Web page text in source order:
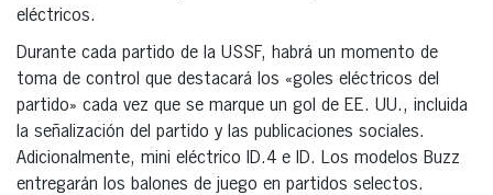
eléctricos.
Durante cada partido de la USSF, habrá un momento de
toma de control que destacará los «goles eléctricos del
partido» cada vez que se marque un gol de EE. UU., incluida
la señalización del partido y las publicaciones sociales.
Adicionalmente, mini eléctrico ID.4 e ID. Los modelos Buzz
entregarán los balones de juego en partidos selectos.